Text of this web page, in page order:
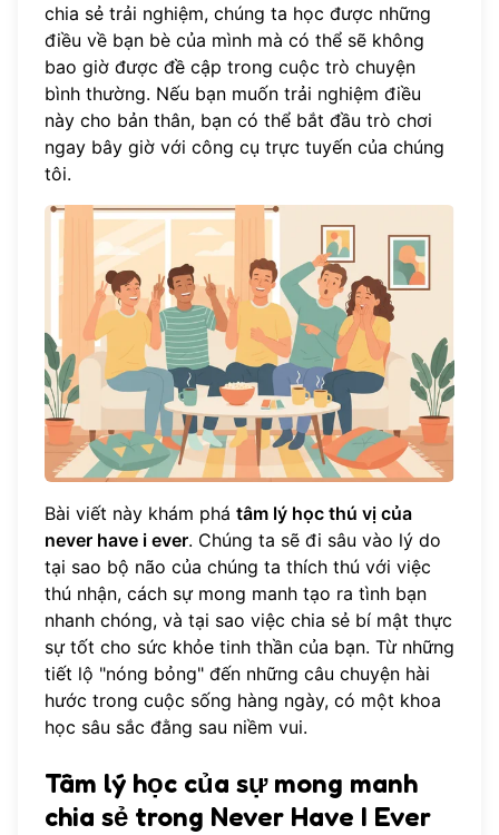
chia sẻ trải nghiệm, chúng ta học được những
điều về bạn bè của mình mà có thể sẽ không
bao giờ được đề cập trong cuộc trò chuyện
bình thường. Nếu bạn muốn trải nghiệm điều
này cho bản thân, bạn có thể bắt đầu trò chơi
ngay bây giờ với công cụ trực tuyến của chúng
tôi.
Bài viết này khám phá tâm lý học thú vị của
never have i ever. Chúng ta sẽ đi sâu vào lý do
tại sao bộ não của chúng ta thích thú với việc
thú nhận, cách sự mong manh tạo ra tình bạn
nhanh chóng, và tại sao việc chia sẻ bí mật thực
sự tốt cho sức khỏe tinh thần của bạn. Từ những
tiết lộ "nóng bỏng" đến những câu chuyện hài
hước trong cuộc sống hàng ngày, có một khoa
học sâu sắc đằng sau niềm vui.
Tâm lý học của sự mong manh
chia sẻ trong Never Have I Ever